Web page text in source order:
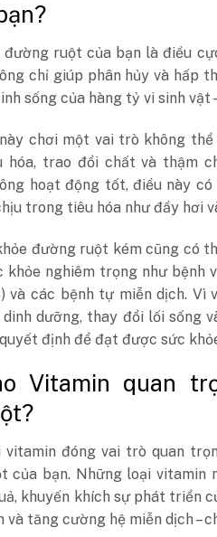
đường ruột của bạn là điều
chỉ giúp phân hủy và hấp
sống của hàng tỷ vi sinh vật
chơi một vai trò không
hóa, trao đổi chất và thậm
hoạt động tốt, điều này có
trong tiêu hóa như đầy hơi
đường ruột kém cũng có
khỏe nghiêm trọng như bệnh
và các bệnh tự miễn dịch. Vì
dinh dưỡng, thay đổi lối sống
định để đạt được sức
Vitamin quan
vitamin đóng vai trò quan
của bạn. Những loại vitamin
khuyến khích sự phát triển
và tăng cường hệ miễn dịch –